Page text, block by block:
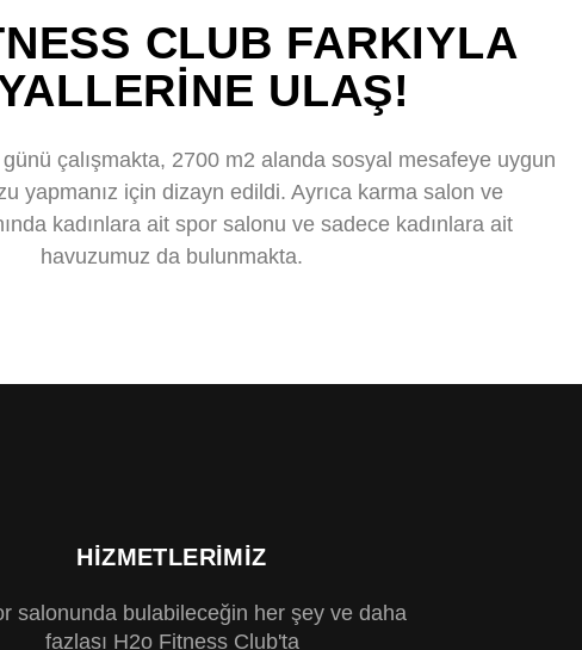
CLUB FARKIYLA
ULAŞ!
çalışmakta, 2700 m2 alanda sosyal mesafeye uygun
yapmanız için dizayn edildi. Ayrıca karma salon ve
kadınlara ait spor salonu ve sadece kadınlara ait
havuzumuz da bulunmakta.
HIZMETLERIMIZ
salonunda bulabileceğin her şey ve daha
fazlası H2o Fitness Club'ta